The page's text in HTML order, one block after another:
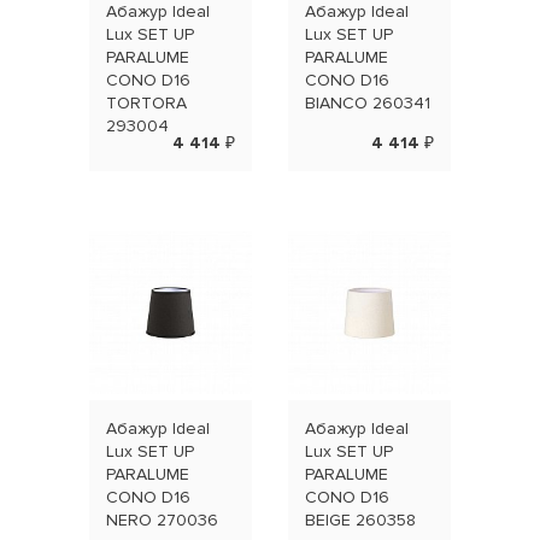
Абажур Ideal
Lux SET UP
PARALUME
CONO D16
TORTORA
293004
4 414 ₽
Абажур Ideal
Lux SET UP
PARALUME
CONO D16
NERO 270036
Абажур Ideal
Lux SET UP
PARALUME
CONO D16
BIANCO 260341
4 414 ₽
Абажур Ideal
Lux SET UP
PARALUME
CONO D16
BEIGE 260358